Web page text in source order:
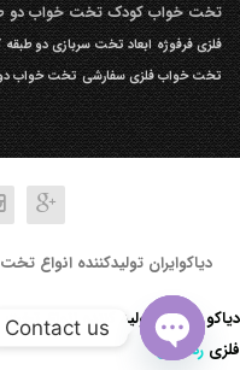
تخت خواب کودکتخت خواب دو
فلزی فرفوژه ابعاد تخت سربازی دو طبقه
تخت خواب فلزی سفارشی تخت خواب
دیاکوایران تولیدکننده انواع
دیاکو صنعت تولید کننده انواع
فلزی رد کردن
Contact us